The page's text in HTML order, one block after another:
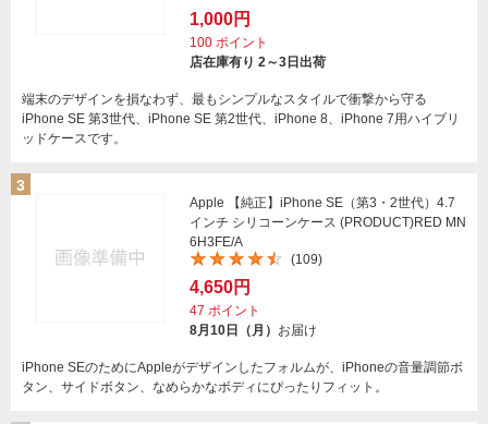
1,000円
100 ポイント
店在庫有り 2～3日出荷
端末のデザインを損なわず、最もシンプルなスタイルで衝撃から守る
iPhone SE 第3世代、iPhone SE 第2世代、iPhone 8、iPhone 7用ハイブリ
ッドケースです。
3
Apple 【純正】iPhone SE（第3・2世代）4.7
インチ シリコーンケース (PRODUCT)RED MN
6H3FE/A
(109)
4,650円
47 ポイント
8月10日（月） お届け
iPhone SEのためにAppleがデザインしたフォルムが、iPhoneの音量調節ボ
タン、サイドボタン、なめらかなボディにぴったりフィット。